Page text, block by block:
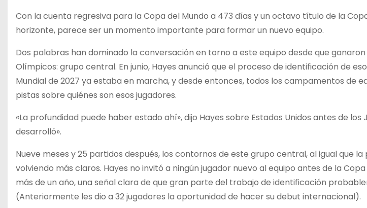
Con la cuenta regresiva para la Copa del Mundo a 473 días y un octavo título de la
horizonte, parece ser un momento importante para formar un nuevo equipo.
Dos palabras han dominado la conversación en torno a este equipo desde que
Olímpicos: grupo central. En junio, Hayes anunció que el proceso de identificación de
Mundial de 2027 ya estaba en marcha, y desde entonces, todos los campamentos de
pistas sobre quiénes son esos jugadores.
«La profundidad puede haber estado ahí», dijo Hayes sobre Estados Unidos antes de los
desarrolló».
Nueve meses y 25 partidos después, los contornos de este grupo central, al igual que
volviendo más claros. Hayes no invitó a ningún jugador nuevo al equipo antes de la
más de un año, una señal clara de que gran parte del trabajo de identificación
(Anteriormente les dio a 32 jugadores la oportunidad de hacer su debut internacional).